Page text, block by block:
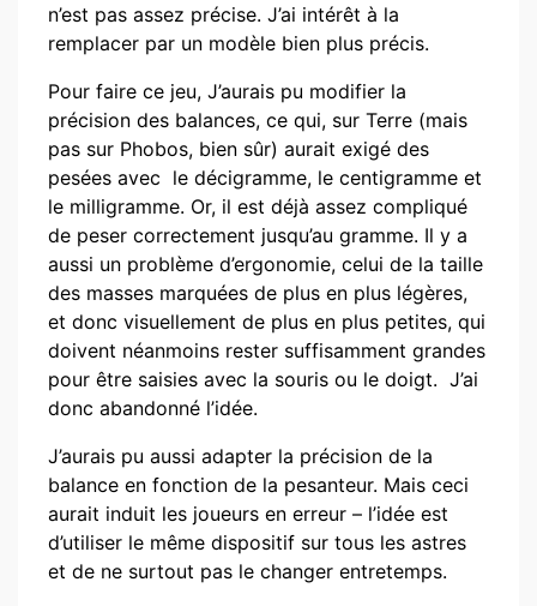
n’est pas assez précise. J’ai intérêt à la
remplacer par un modèle bien plus précis.
Pour faire ce jeu, J’aurais pu modifier la
précision des balances, ce qui, sur Terre (mais
pas sur Phobos, bien sûr) aurait exigé des
pesées avec le décigramme, le centigramme et
le milligramme. Or, il est déjà assez compliqué
de peser correctement jusqu’au gramme. Il y a
aussi un problème d’ergonomie, celui de la taille
des masses marquées de plus en plus légères,
et donc visuellement de plus en plus petites, qui
doivent néanmoins rester suffisamment grandes
pour être saisies avec la souris ou le doigt. J’ai
donc abandonné l’idée.
J’aurais pu aussi adapter la précision de la
balance en fonction de la pesanteur. Mais ceci
aurait induit les joueurs en erreur – l’idée est
d’utiliser le même dispositif sur tous les astres
et de ne surtout pas le changer entretemps.